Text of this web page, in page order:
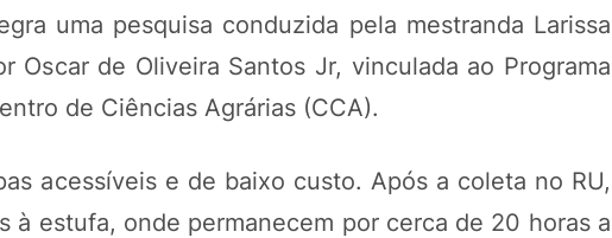
uma pesquisa conduzida pela mestranda Larissa
Oscar de Oliveira Santos Jr, vinculada ao Programa
de Ciências Agrárias (CCA).
acessíveis e de baixo custo. Após a coleta no RU,
à estufa, onde permanecem por cerca de 20 horas a
POTOSÍ Fertilizante Líquido
COMPRAR